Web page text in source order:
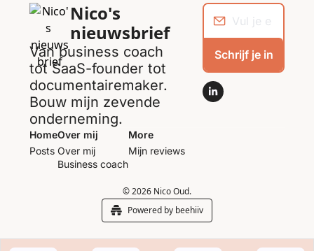
Nico's
nieuwsbrief
Van business coach
tot SaaS-founder tot
documentairemaker.
Bouw mijn zevende
onderneming.
Schrijf je in
Home
Posts
Over mij
Over mij
Business coach
More
Mijn reviews
© 2026 Nico Oud.
Powered by beehiiv